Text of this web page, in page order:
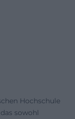
Hochschule
sowohl